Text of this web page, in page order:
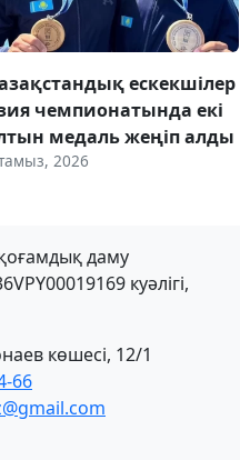
ескекшілер
чемпионатында екі
медаль жеңіп алды
2026
даму
куәлігі,
көшесі, 12/1
66